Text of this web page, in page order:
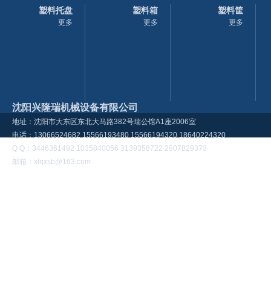
塑料托盘
更多
塑料箱
更多
塑料筐
更多
沈阳兴隆瑞机械设备有限公司
地址：沈阳市大东区东北大马路382号瑞公馆A1座2006室
电话：13066524682 15566193480 15566194320 18640224320
Q Q：3446361492 1035840056 3139358722 2907829373
邮箱：xlrjxsb@163.com